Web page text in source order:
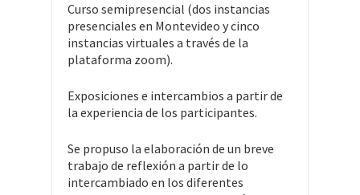
Curso semipresencial (dos instancias
presenciales en Montevideo y cinco
instancias virtuales a través de la
plataforma zoom).
Exposiciones e intercambios a partir de
la experiencia de los participantes.
Se propuso la elaboración de un breve
trabajo de reflexión a partir de lo
intercambiado en los diferentes